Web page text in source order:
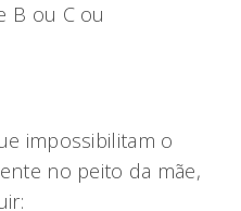
B ou C ou
impossibilitam o
no peito da mãe,